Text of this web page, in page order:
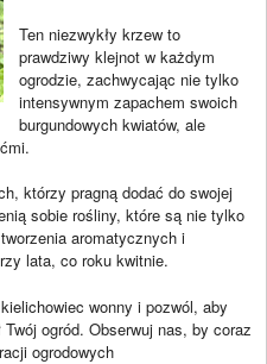
Ten niezwykły krzew to
prawdziwy klejnot w każdym
ogrodzie, zachwycając nie tylko
intensywnym zapachem swoich
burgundowych kwiatów, ale
którzy pragną dodać do swojej
sobie rośliny, które są nie tylko
aromatycznych i
lata, co roku kwitnie.
wonny i pozwól, aby
ogród. Obserwuj nas, by coraz
ogrodowych